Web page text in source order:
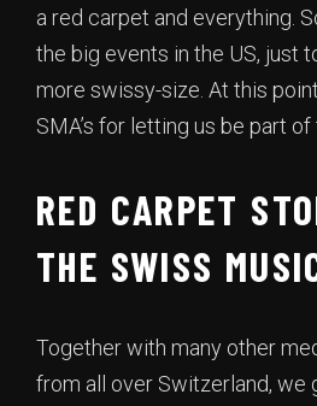
a red carpet and everything.
the big events in the US, just
more swissy-size. At this
SMA’s for letting us be part
RED CARPET
THE SWISS
Together with many other
from all over Switzerland, we